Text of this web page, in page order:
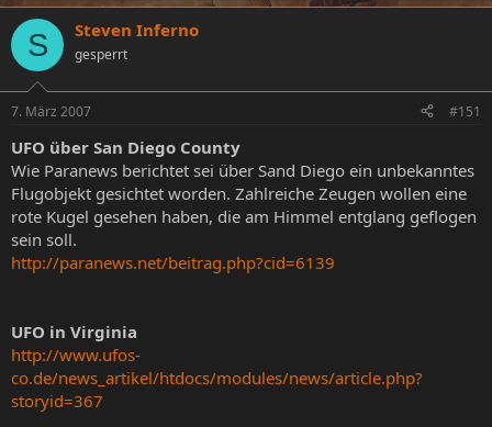
S Steven Inferno
gesperrt
7. März 2007 #151
UFO über San Diego County
Wie Paranews berichtet sei über Sand Diego ein unbekanntes
Flugobjekt gesichtet worden. Zahlreiche Zeugen wollen eine
rote Kugel gesehen haben, die am Himmel entglang geflogen
sein soll.
http://paranews.net/beitrag.php?cid=6139
UFO in Virginia
http://www.ufos-
co.de/news_artikel/htdocs/modules/news/article.php?
storyid=367